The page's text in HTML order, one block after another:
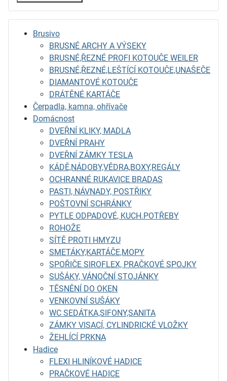
Brusivo
BRUSNÉ ARCHY A VÝSEKY
BRUSNÉ,ŘEZNÉ PROFI KOTOUČE WEILER
BRUSNÉ,ŘEZNÉ,LEŠTÍCÍ KOTOUČE,UNAŠEČE
DIAMANTOVÉ KOTOUČE
DRÁTĚNÉ KARTÁČE
Čerpadla, kamna, ohřívače
Domácnost
DVEŘNÍ KLIKY, MADLA
DVEŘNÍ PRAHY
DVEŘNÍ ZÁMKY TESLA
KÁDĚ,NÁDOBY,VĚDRA,BOXY,REGÁLY
OCHRANNÉ RUKAVICE BRADAS
PASTI, NÁVNADY, POSTŘIKY
POŠTOVNÍ SCHRÁNKY
PYTLE ODPADOVÉ, KUCH.POTŘEBY
ROHOŽE
SÍTĚ PROTI HMYZU
SMETÁKY,KARTÁČE,MOPY
SPOŘIČE SIROFLEX, PRAČKOVÉ SPOJKY
SUŠÁKY, VÁNOČNÍ STOJÁNKY
TĚSNĚNÍ DO OKEN
VENKOVNÍ SUŠÁKY
WC SEDÁTKA,SIFONY,SANITA
ZÁMKY VISACÍ, CYLINDRICKÉ VLOŽKY
ŽEHLÍCÍ PRKNA
Hadice
FLEXI HLINÍKOVÉ HADICE
PRAČKOVÉ HADICE